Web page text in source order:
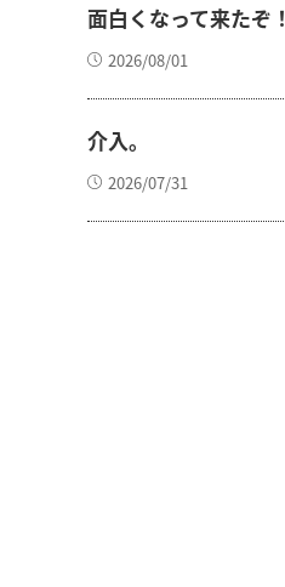
面白くなって来たぞ！
2026/08/01
介入。
2026/07/31